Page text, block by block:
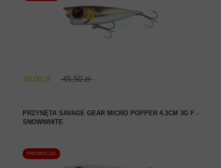
ZOBACZ PRODUKT
30.00 zł 45.50 zł
PRZYNĘTA SAVAGE GEAR MICRO POPPER 4.3CM 3G F -
SNOWWHITE
PROMOCJA!